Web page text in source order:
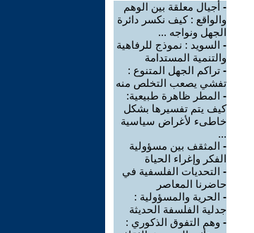
- أجيال معلقة بين الوهم
والواقع : كيف نكسر دائرة
الجهل ونواجه ...
- السويد : نموذج للرفاهية
والتنمية المستدامة
- تراكم الجهل المتنوع :
تفشي يصعب التخلص منه
- المطر ظاهرة طبيعية:
كيف يتم تفسيرها بشكل
خاطىء لأغراض سياسية
...
- المثقف بين مسؤولية
الفكر وإغراء الحياة
- التحديات الفلسفية في
حاضرنا المعاصر
- الحرية والمسؤولية :
جدلية الفلسفة الحديثة
- وهم التفوق الذكوري :